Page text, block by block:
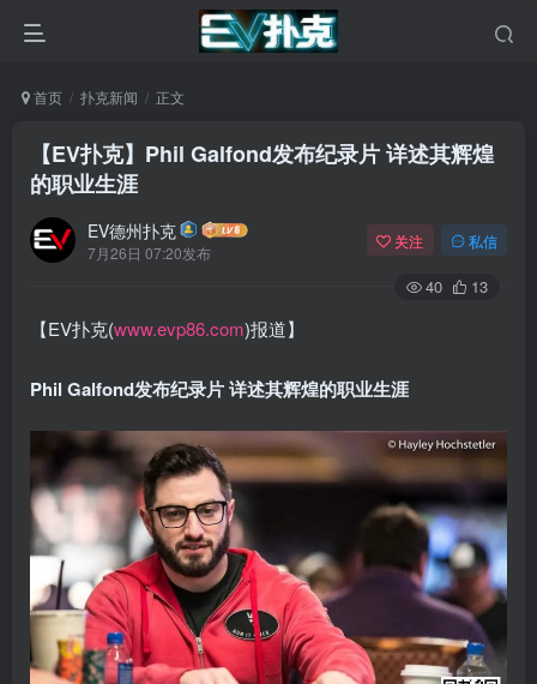
首页 扑克新闻 正文
【EV扑克】Phil Galfond发布纪录片 详述其辉煌
的职业生涯
EV德州扑克
7月26日 07:20发布
关注 私信
40 13
【EV扑克(www.evp86.com)报道】
Phil Galfond发布纪录片 详述其辉煌的职业生涯